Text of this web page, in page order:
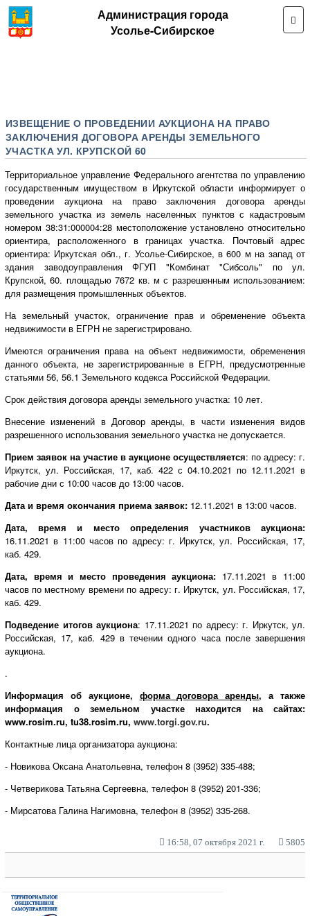
Администрация города
Усолье-Сибирское
ИЗВЕЩЕНИЕ О ПРОВЕДЕНИИ АУКЦИОНА НА ПРАВО
ЗАКЛЮЧЕНИЯ ДОГОВОРА АРЕНДЫ ЗЕМЕЛЬНОГО
УЧАСТКА УЛ. КРУПСКОЙ 60
Территориальное управление Федерального агентства по управлению
государственным имуществом в Иркутской области информирует о
проведении аукциона на право заключения договора аренды
земельного участка из земель населенных пунктов с кадастровым
номером 38:31:000004:28 местоположение установлено относительно
ориентира, расположенного в границах участка. Почтовый адрес
ориентира: Иркутская обл., г. Усолье-Сибирское, в 600 м на запад от
здания заводоуправления ФГУП "Комбинат "Сибсоль" по ул.
Крупской, 60. площадью 7672 кв. м с разрешенным использованием:
для размещения промышленных объектов.
На земельный участок, ограничение прав и обременение объекта
недвижимости в ЕГРН не зарегистрировано.
Имеются ограничения права на объект недвижимости, обременения
данного объекта, не зарегистрированные в ЕГРН, предусмотренные
статьями 56, 56.1 Земельного кодекса Российской Федерации.
Срок действия договора аренды земельного участка: 10 лет.
Внесение изменений в Договор аренды, в части изменения видов
разрешенного использования земельного участка не допускается.
Прием заявок на участие в аукционе осуществляется: по адресу: г.
Иркутск, ул. Российская, 17, каб. 422 с 04.10.2021 по 12.11.2021 в
рабочие дни с 10:00 часов до 13:00 часов.
Дата и время окончания приема заявок: 12.11.2021 в 13:00 часов.
Дата, время и место определения участников аукциона:
16.11.2021 в 11:00 часов по адресу: г. Иркутск, ул. Российская, 17,
каб. 429.
Дата, время и место проведения аукциона: 17.11.2021 в 11:00
часов по местному времени по адресу: г. Иркутск, ул. Российская, 17,
каб. 429.
Подведение итогов аукциона: 17.11.2021 по адресу: г. Иркутск, ул.
Российская, 17, каб. 429 в течении одного часа после завершения
аукциона.
.
Информация об аукционе, форма договора аренды, а также
информация о земельном участке находится на сайтах:
www.rosim.ru, tu38.rosim.ru, www.torgi.gov.ru.
Контактные лица организатора аукциона:
- Новикова Оксана Анатольевна, телефон 8 (3952) 335-488;
- Четверикова Татьяна Сергеевна, телефон 8 (3952) 201-336;
- Мирсатова Галина Нагимовна, телефон 8 (3952) 335-268.
16:58, 07 октября 2021 г. 5805